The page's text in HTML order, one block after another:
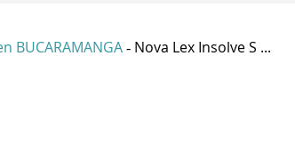
BUCARAMANGA - Nova Lex Insolve S ...